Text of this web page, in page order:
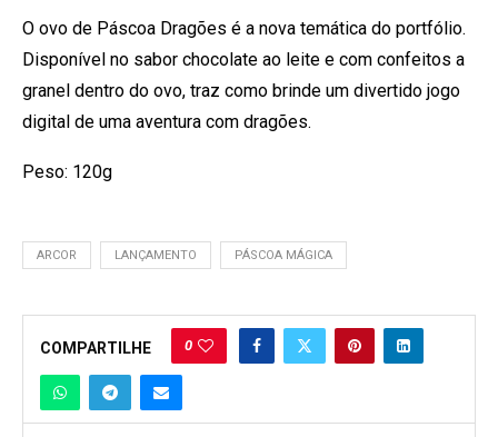
O ovo de Páscoa Dragões é a nova temática do portfólio.
Disponível no sabor chocolate ao leite e com confeitos a
granel dentro do ovo, traz como brinde um divertido jogo
digital de uma aventura com dragões.
Peso: 120g
ARCOR LANÇAMENTO PÁSCOA MÁGICA
COMPARTILHE 0